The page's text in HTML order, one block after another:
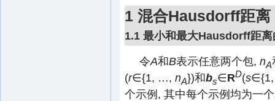
1 混合Hausdorff距离
1.1 最小和最大Hausdorff距离
令A和B表示任意两个包, nA
(r∈{1, …, nA})和bs∈RD(s
个示例, 其中每个示例均为一个